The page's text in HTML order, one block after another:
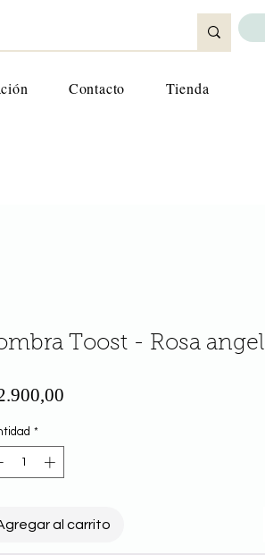
Contacto Tienda
Toost - Rosa angel
*
al carrito